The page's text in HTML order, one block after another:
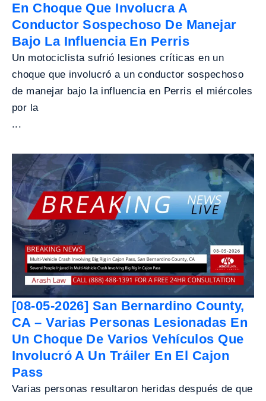
En Choque Que Involucra A
Conductor Sospechoso De Manejar
Bajo La Influencia En Perris
Un motociclista sufrió lesiones críticas en un
choque que involucró a un conductor sospechoso
de manejar bajo la influencia en Perris el miércoles
por la
...
[08-05-2026] San Bernardino County,
CA – Varias Personas Lesionadas En
Un Choque De Varios Vehículos Que
Involucró A Un Tráiler En El Cajon
Pass
Varias personas resultaron heridas después de que